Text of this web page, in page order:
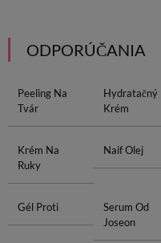
ODPORÚČANIA
Peeling Na
Tvár
Hydratačný
Krém
Krém Na
Ruky
Naif Olej
Gél Proti
Serum Od
Joseon